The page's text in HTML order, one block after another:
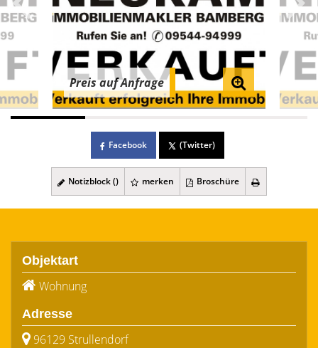
Preis auf Anfrage
Facebook (Twitter)
Notizblock () merken Broschüre
Objektart
Wohnung
Adresse
96129 Strullendorf